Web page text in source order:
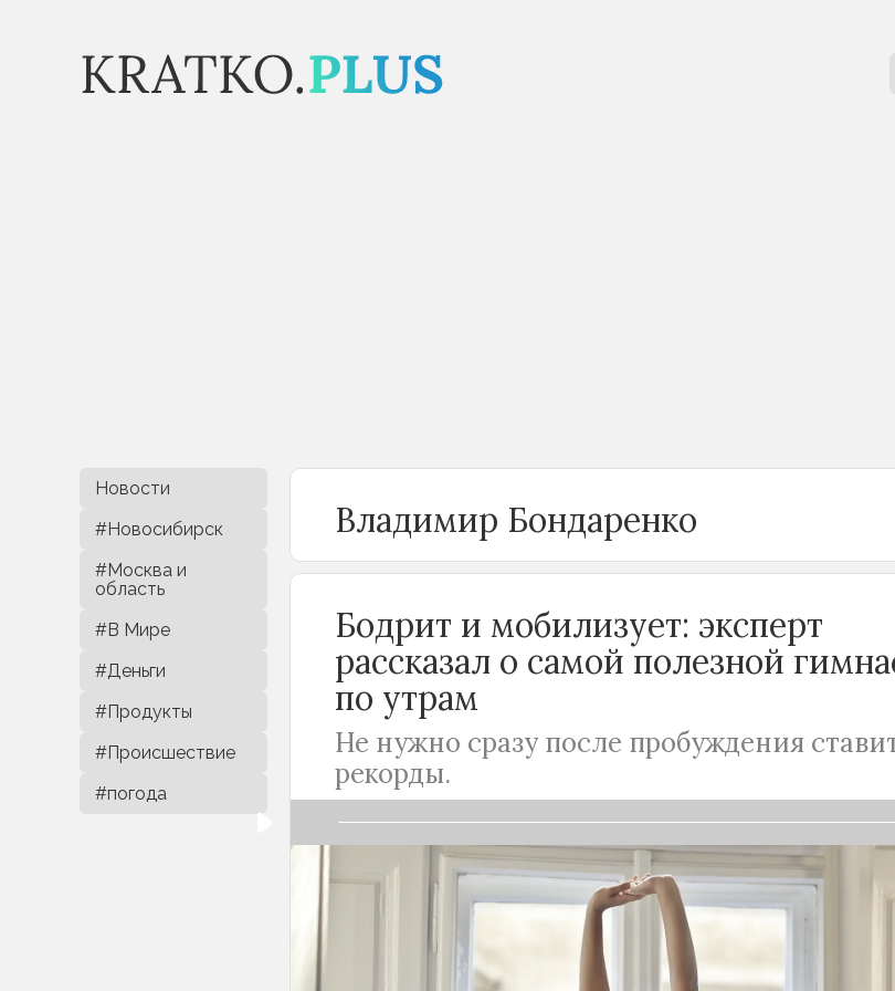
Новости
#Новосибирск
#Москва и
область
#В Мире
#Деньги
#Продукты
#Происшествие
#погода
Владимир Бондаренко
Бодрит и мобилизует: эксперт
рассказал о самой полезной
по утрам
Не нужно сразу после пробуждения
рекорды.
Не каждое упражнение подходит для утренней
Врач-физиотерапевт рассказал, как начинать день,
почувствовать себя бодро и счастливо.